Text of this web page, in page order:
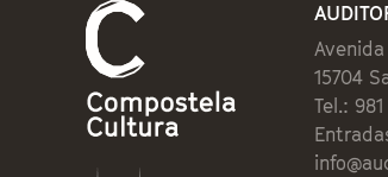
15704
Tel.: